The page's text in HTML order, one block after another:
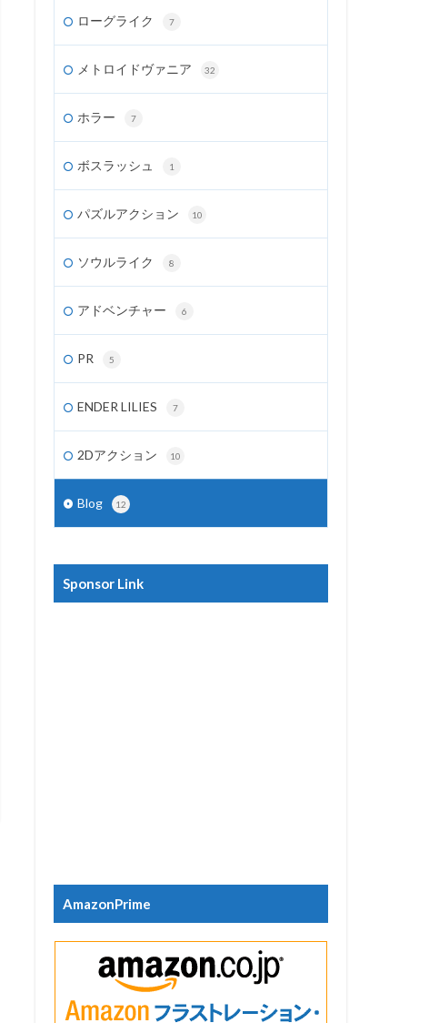
ローグライク 7
メトロイドヴァニア 32
ホラー 7
ボスラッシュ 1
パズルアクション 10
ソウルライク 8
アドベンチャー 6
PR 5
ENDER LILIES 7
2Dアクション 10
Blog 12
Sponsor Link
AmazonPrime